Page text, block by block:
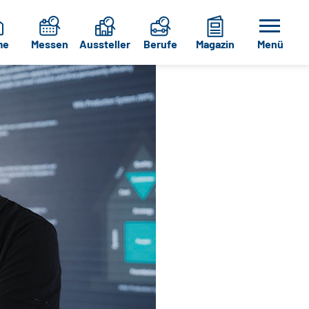
Messen Aussteller Berufe Magazin Menü